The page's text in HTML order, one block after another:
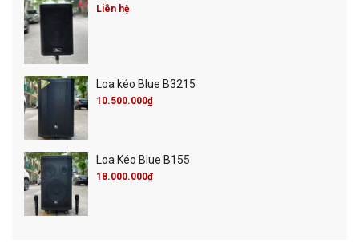
Liên hệ
Loa kéo Blue B3215
10.500.000₫
Loa Kéo Blue B155
18.000.000₫